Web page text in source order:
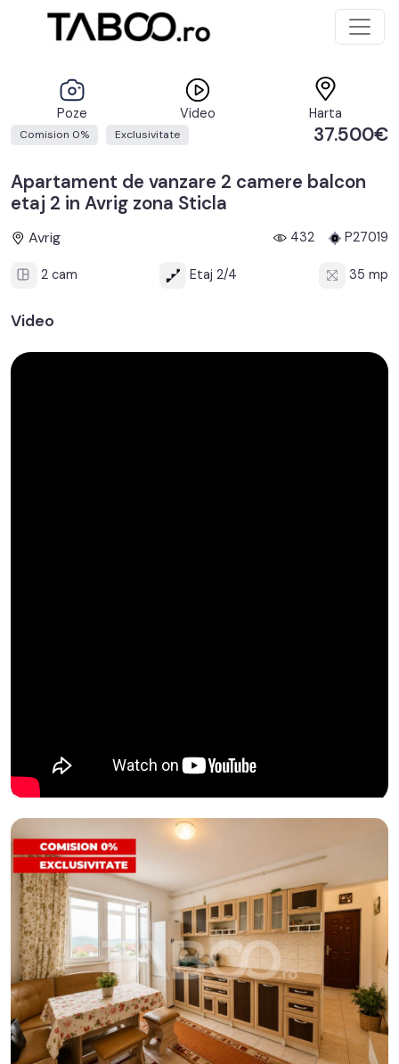
Poze Video Harta
Comision 0% Exclusivitate 37.500€
Apartament de vanzare 2 camere balcon
etaj 2 in Avrig zona Sticla
Avrig 432 P27019
2 cam Etaj 2/4 35 mp
Video